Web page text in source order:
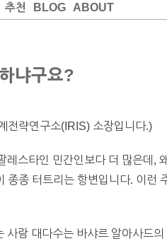
추천 BLOG ABOUT
냐구요?
전략연구소(IRIS) 소장입니다.)
스타인 민간인보다 더 많은데,
종 터트리는 항변입니다. 이런
람 대다수는 바샤르 알아사드